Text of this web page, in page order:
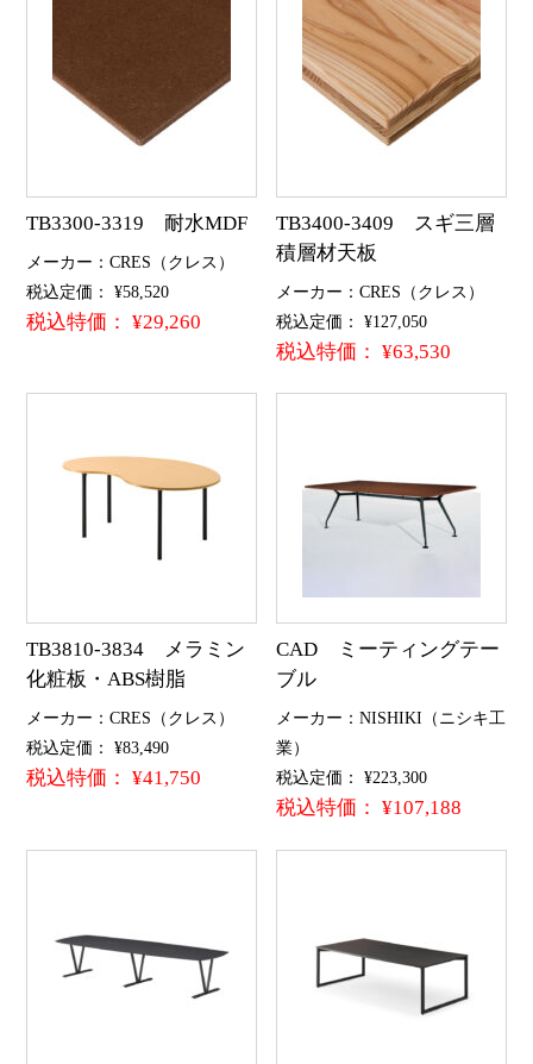
TB3300-3319 耐水MDF
メーカー：CRES（クレス）
税込定価： ¥58,520
税込特価： ¥29,260
TB3400-3409 スギ三層
積層材天板
メーカー：CRES（クレス）
税込定価： ¥127,050
税込特価： ¥63,530
TB3810-3834 メラミン
化粧板・ABS樹脂
メーカー：CRES（クレス）
税込定価： ¥83,490
税込特価： ¥41,750
CAD ミーティングテー
ブル
メーカー：NISHIKI（ニシキ工
業）
税込定価： ¥223,300
税込特価： ¥107,188